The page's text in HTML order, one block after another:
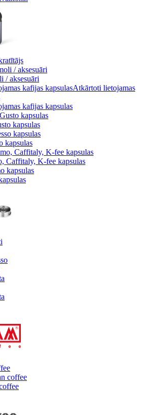
/ aksesuāri
Atkārtoti lietojamas
kapsulas
kapsulas
Caffitaly, K-fee kapsulas